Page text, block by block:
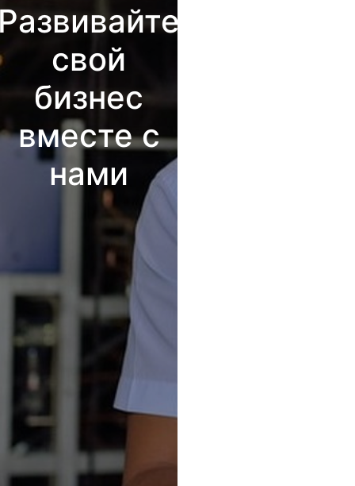
свой
бизнес
вместе с
нами